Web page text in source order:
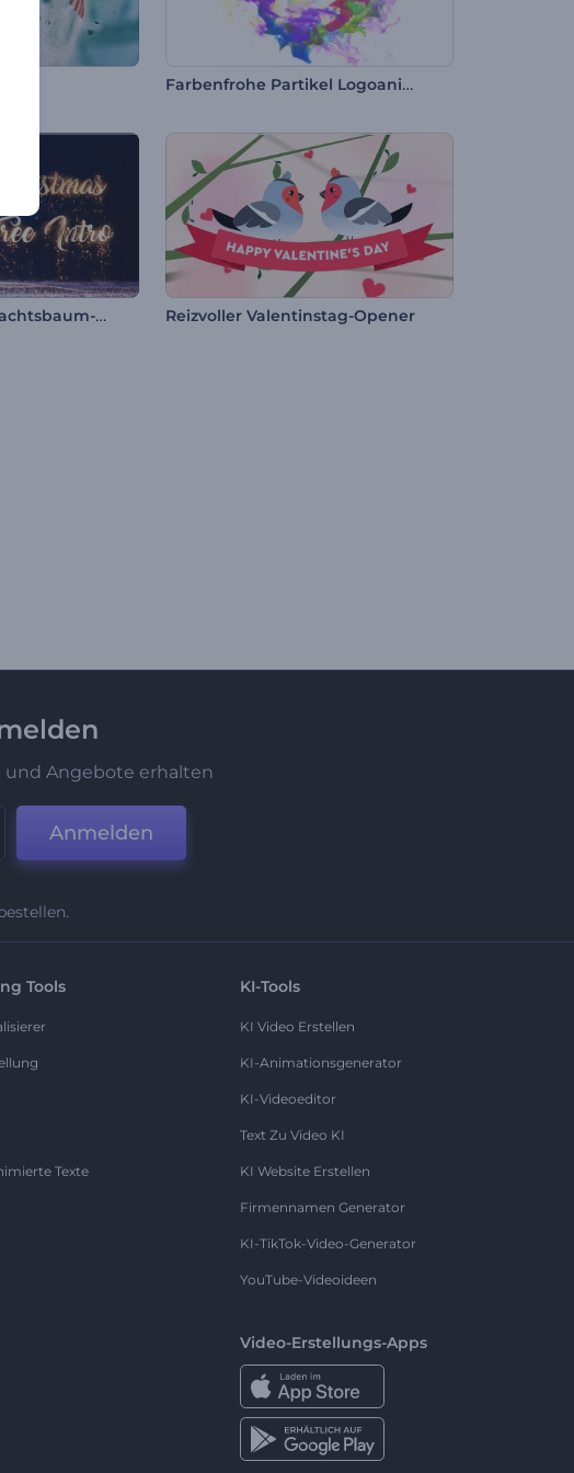
Farbenfrohe Partikel Logoanimation
Glitzernder Weihnachtsbaum-Intro Reizvoller Valentinstag-Opener
und Angebote erhalten
Anmelden
Tools
Texte
KI-Tools
KI Video Erstellen
KI-Animationsgenerator
KI-Videoeditor
Text Zu Video KI
KI Website Erstellen
Firmennamen Generator
KI-TikTok-Video-Generator
YouTube-Videoideen
Video-Erstellungs-Apps